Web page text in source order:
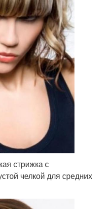
стрижка с
челкой для средних